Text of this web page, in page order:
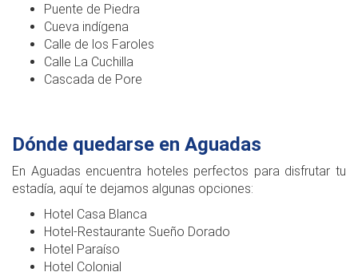
Puente de Piedra
Cueva indígena
Calle de los Faroles
Calle La Cuchilla
Cascada de Pore
Dónde quedarse en Aguadas
En Aguadas encuentra hoteles perfectos para disfrutar tu
estadía, aquí te dejamos algunas opciones:
Hotel Casa Blanca
Hotel-Restaurante Sueño Dorado
Hotel Paraíso
Hotel Colonial